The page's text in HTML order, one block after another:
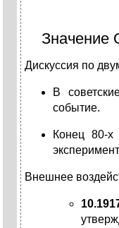
Значение
Дискуссия по
В
событие.
Конец 80-х
Внешнее